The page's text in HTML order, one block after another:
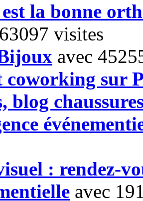
la bonne
visites
avec
coworking sur
blog
: rendez-
avec